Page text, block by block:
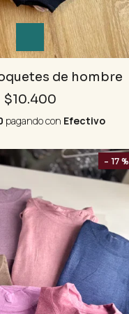
de hombre
$10.400
pagando con Efectivo
- 17 %